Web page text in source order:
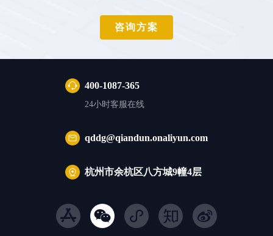
咨询方案
400-1087-365
24小时客服在线
qddg@qiandun.onaliyun.com
杭州市余杭区八方城9幢4层